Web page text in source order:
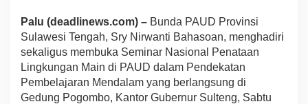
Palu (deadlinews.com) – Bunda PAUD Provinsi
Sulawesi Tengah, Sry Nirwanti Bahasoan, menghadiri
sekaligus membuka Seminar Nasional Penataan
Lingkungan Main di PAUD dalam Pendekatan
Pembelajaran Mendalam yang berlangsung di
Gedung Pogombo, Kantor Gubernur Sulteng, Sabtu